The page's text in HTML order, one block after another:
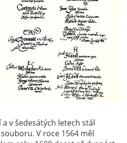
v šedesátých letech stál
V roce 1564 měl